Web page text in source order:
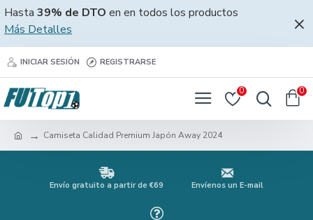
Hasta 39% de DTO en en todos los productos
Más Detalles
INICIAR SESIÓN REGISTRARSE
0 0
Camiseta Calidad Premium Japón Away 2024
Envío gratuito a partir de €69 Envíenos un E-mail